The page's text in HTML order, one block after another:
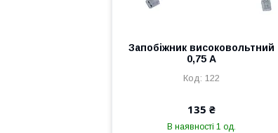
Запобіжник високовольтний
0,75 А
122
135 ₴
В наявності 1 од.